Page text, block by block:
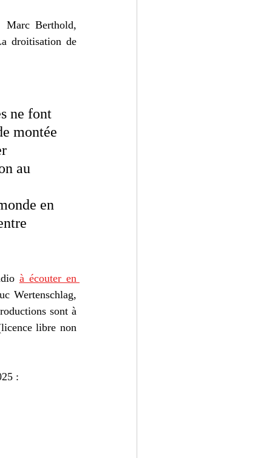
Marc Berthold,
droitisation de
ne font
montée
au
en
à écouter en
Wertenschlag,
sont à
libre non
: